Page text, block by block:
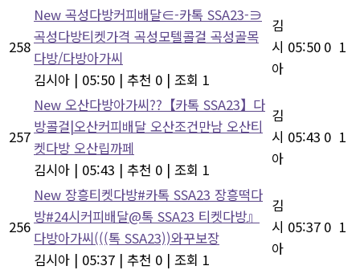
258
New 곡성다방커피배달∈-카톡 SSA23-∋
곡성다방티켓가격 곡성모텔콜걸 곡성골목
다방/다방아가씨
김시아 | 05:50 | 추천 0 | 조회 1
김
시
아
05:50 0 1
257
New 오산다방아가씨??【카톡 SSA23】다
방콜걸|오산커피배달 오산조건만남 오산티
켓다방 오산립까페
김시아 | 05:43 | 추천 0 | 조회 1
김
시
아
05:43 0 1
256
New 장흥티켓다방#카톡 SSA23 장흥떡다
방#24시커피배달@톡 SSA23 티켓다방』
다방아가씨(((톡 SSA23))와꾸보장
김시아 | 05:37 | 추천 0 | 조회 1
김
시
아
05:37 0 1